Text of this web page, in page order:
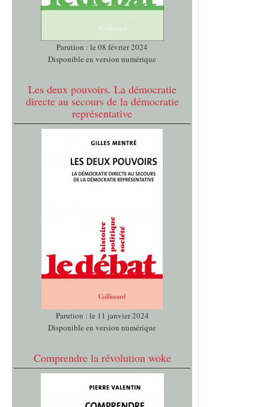
Parution : le 08 février 2024
Disponible en version numérique
Les deux pouvoirs. La démocratie
directe au secours de la démocratie
représentative
Parution : le 11 janvier 2024
Disponible en version numérique
Comprendre la révolution woke